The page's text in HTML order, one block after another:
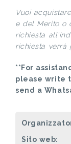
Vuoi
e del Merito o
richiesta
richiesta verrà
**For
please write
send a
Sito web: